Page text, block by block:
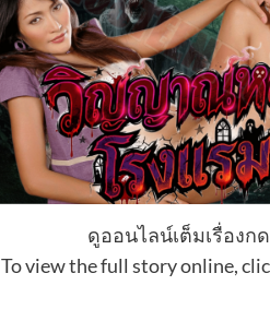
ดูออนไลน์เต็มเรื่องก
To view the full story online,